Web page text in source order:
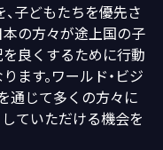
子どもたちを優先さ
の方々が途上国の子
良くするために行動
ます。ワールド・ビジ
通じて多くの方々に
ていただける機会を